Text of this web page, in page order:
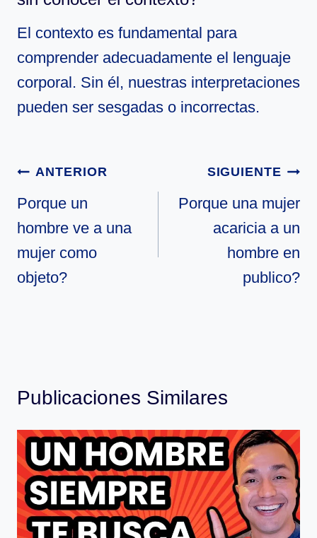
El contexto es fundamental para
comprender adecuadamente el lenguaje
corporal. Sin él, nuestras interpretaciones
pueden ser sesgadas o incorrectas.
Navegación
de
entradas
ANTERIOR
Porque un
hombre ve a una
mujer como
objeto?
SIGUIENTE
Porque una mujer
acaricia a un
hombre en
publico?
Publicaciones Similares